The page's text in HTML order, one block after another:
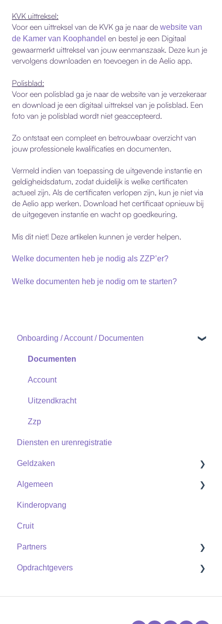
KVK uittreksel:
Voor een uittreksel van de KVK ga je naar de website van
de Kamer van Koophandel en bestel je een Digitaal
gewaarmerkt uittreksel van jouw eenmanszaak. Deze kun je
vervolgens downloaden en toevoegen in de Aelio app.
Polisblad:
Voor een polisblad ga je naar de website van je verzekeraar
en download je een digitaal uittreksel van je polisblad. Een
foto van je polisblad wordt niet geaccepteerd.
Zo ontstaat een compleet en betrouwbaar overzicht van
jouw professionele kwalificaties en documenten.
Vermeld indien van toepassing de uitgevende instantie en
geldigheidsdatum, zodat duidelijk is welke certificaten
actueel zijn. Als de certificaten verlopen zijn, kun je niet via
de Aelio app werken. Download het certificaat opnieuw bij
de uitgegeven instantie en wacht op goedkeuring.
Mis dit niet! Deze artikelen kunnen je verder helpen.
Welke documenten heb je nodig als ZZP’er?
Welke documenten heb je nodig om te starten?
Onboarding / Account / Documenten
Documenten
Account
Uitzendkracht
Zzp
Diensten en urenregistratie
Geldzaken
Uitzendkrachten
Zzp
Algemeen
Contact
Kinderopvang
Cruit
Partners
Shifts
Opdrachtgevers